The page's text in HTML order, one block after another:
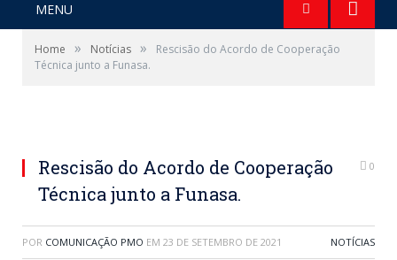
MENU
Home » Notícias »
Rescisão do Acordo de Cooperação
Técnica junto a Funasa.
Rescisão do Acordo de Cooperação
Técnica junto a Funasa.
0
POR COMUNICAÇÃO PMO EM 23 DE SETEMBRO DE 2021 NOTÍCIAS